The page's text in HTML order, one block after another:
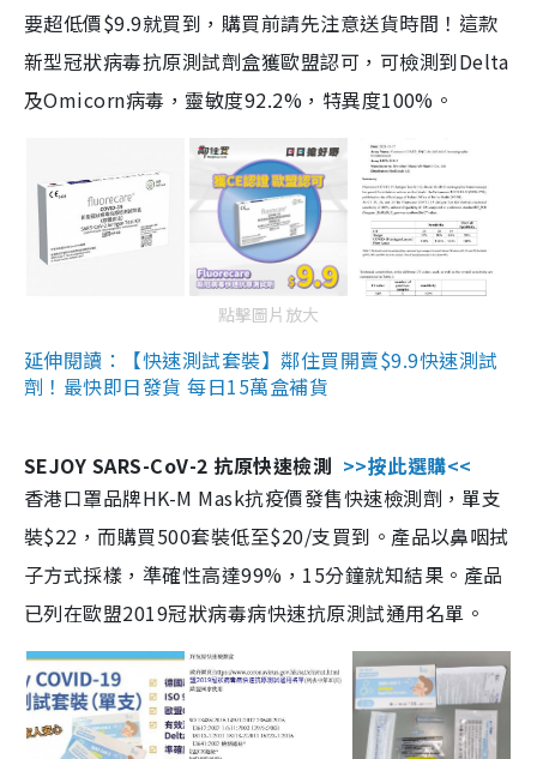
要超低價$9.9就買到，購買前請先注意送貨時間！這款
新型冠狀病毒抗原測試劑盒獲歐盟認可，可檢測到Delta
及Omicorn病毒，靈敏度92.2%，特異度100%。
點擊圖片放大
延伸閱讀：【快速測試套裝】鄰住買開賣$9.9快速測試
劑！最快即日發貨 每日15萬盒補貨
SEJOY SARS-CoV-2 抗原快速檢測 >>按此選購<<
香港口罩品牌HK-M Mask抗疫價發售快速檢測劑，單支
裝$22，而購買500套裝低至$20/支買到。產品以鼻咽拭
子方式採樣，準確性高達99%，15分鐘就知結果。產品
已列在歐盟2019冠狀病毒病快速抗原測試通用名單。